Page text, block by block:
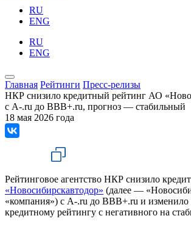
RU
ENG
RU
ENG
Главная Рейтинги Пресс-релизы
НКР снизило кредитный рейтинг АО
с A-.ru до BBB+.ru, прогноз — стабильный
18 мая 2026 года
Рейтинговое агентство НКР снизило
«Новосибирскавтодор» (далее —
«компания») с A-.ru до BBB+.ru и изменило
кредитному рейтингу с негативного на